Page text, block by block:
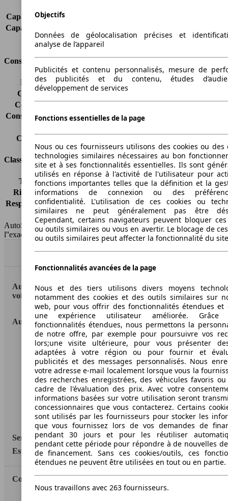
Capacité de remorquage (sans freins)
Capacité de remorquage (avec freins)
Volume du coffre
-
Consommation
Émissions de CO2*
-
Consommation (ville)
-
Consommation (route)
Consommation (combinée)* -
Capacité du réservoir
Classes d'assurance
Tous risques
-
Risques partiels
-
Responsabilité civile -
HSN/TSN
n.c./263YXD1B
AutoScout24 France SAS décline toute responsabilité concernant
l''exactitude des indications fournies.
Haut
AutoScout24: la plus grande plateforme en ligne de
voitures en Europe
AutoScout24
A propos d'AutoScout24
Conditions d'utilisation
Informations légales
Protection des données
Accessibility Statement
Service
Espace Pro
Contact
Objectifs
Données de géolocalisation précises et
analyse de l’appareil
Publicités et contenu personnalisés, mesure de
des publicités et du contenu, études
développement de services
Fonctions essentielles de la page
Nous ou ces fournisseurs utilisons des cookies ou des
technologies similaires nécessaires au bon
site et à ses fonctionnalités essentielles. Ils sont
utilisés en réponse à l'activité de l'utilisateur pour
fonctions importantes telles que la définition et la
informations de connexion ou des
confidentialité. L'utilisation de ces cookies ou
similaires ne peut généralement pas être
Cependant, certains navigateurs peuvent bloquer ces
ou outils similaires ou vous en avertir. Le blocage de
ou outils similaires peut affecter la fonctionnalité du
Fonctionnalités avancées de la page
Nous et des tiers utilisons divers moyens
notamment des cookies et des outils similaires sur
web, pour vous offrir des fonctionnalités étendues et
une expérience utilisateur améliorée.
fonctionnalités étendues, nous permettons la
de notre offre, par exemple pour poursuivre vos
lors;une visite ultérieure, pour vous présenter
adaptées à votre région ou pour fournir et
publicités et des messages personnalisés. Nous
votre adresse e-mail localement lorsque vous la
des recherches enregistrées, des véhicules favoris
cadre de l'évaluation des prix. Avec votre
informations basées sur votre utilisation seront
concessionnaires que vous contacterez. Certains
sont utilisés par les fournisseurs pour stocker les
que vous fournissez lors de vos demandes de
pendant 30 jours et pour les réutiliser
pendant cette période pour répondre à de nouvelles
de financement. Sans ces cookies/outils, ces
étendues ne peuvent être utilisées en tout ou en partie.
Nous travaillons avec 263 fournisseurs.